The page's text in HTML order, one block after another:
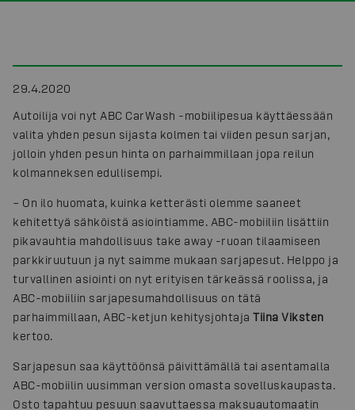
29.4.2020
Autoilija voi nyt ABC CarWash -mobiilipesua käyttäessään
valita yhden pesun sijasta kolmen tai viiden pesun sarjan,
jolloin yhden pesun hinta on parhaimmillaan jopa reilun
kolmanneksen edullisempi.
– On ilo huomata, kuinka ketterästi olemme saaneet
kehitettyä sähköistä asiointiamme. ABC-mobiiliin lisättiin
pikavauhtia mahdollisuus take away -ruoan tilaamiseen
parkkiruutuun ja nyt saimme mukaan sarjapesut. Helppo ja
turvallinen asiointi on nyt erityisen tärkeässä roolissa, ja
ABC-mobiiliin sarjapesumahdollisuus on tätä
parhaimmillaan, ABC-ketjun kehitysjohtaja Tiina Viksten
kertoo.
Sarjapesun saa käyttöönsä päivittämällä tai asentamalla
ABC-mobiilin uusimman version omasta sovelluskaupasta.
Osto tapahtuu pesuun saavuttaessa maksuautomaatin